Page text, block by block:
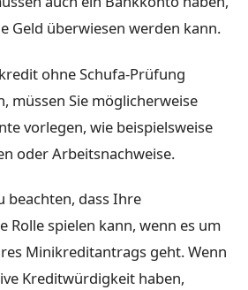
Geld überwiesen werden kann.
ohne Schufa-Prüfung
müssen Sie möglicherweise
vorlegen, wie beispielsweise
oder Arbeitsnachweise.
beachten, dass Ihre
Rolle spielen kann, wenn es um
Minikreditantrags geht. Wenn
Kreditwürdigkeit haben,